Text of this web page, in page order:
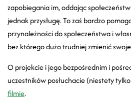
zapobiegania im, oddając
jednak przysługę. To zaś bardzo
przynależności do społeczeństwa i
bez którego dużo trudniej zmienić
O projekcie i jego bezpośrednim i
uczestników posłuchacie (niestety
filmie.